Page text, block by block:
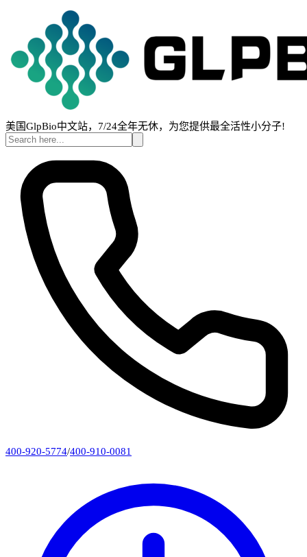
美国GlpBio中文站，7/24全年无休，为您提供最全活性小分子!
400-920-5774/400-910-0081